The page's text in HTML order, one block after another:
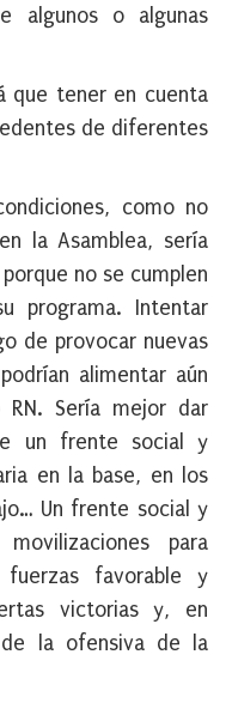
algunos o algunas
que tener en cuenta
de diferentes
como no
la Asamblea, sería
no se cumplen
programa. Intentar
de provocar nuevas
alimentar aún
Sería mejor dar
un frente social y
en la base, en los
Un frente social y
para
favorable y
victorias y, en
la ofensiva de la